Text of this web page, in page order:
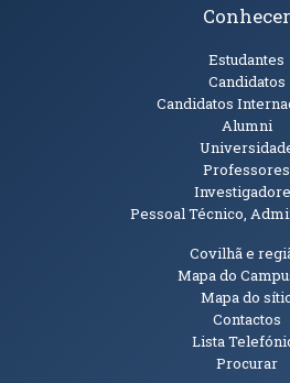
Conhecer
Estudantes
Candidatos
Candidatos
Alumni
Professores
Pessoal Técnico,
InformaçõesCovilhã e
Mapa do
Mapa do
Contactos
Lista
Procurar